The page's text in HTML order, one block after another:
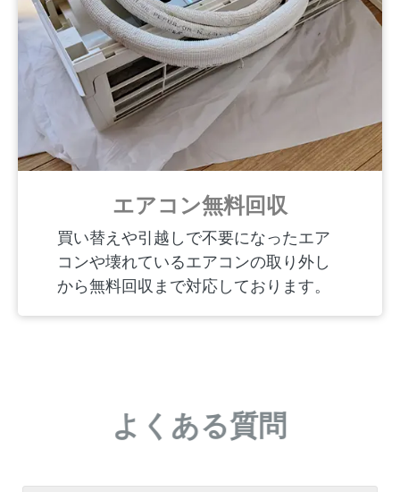
エアコン無料回収
買い替えや引越しで不要になったエア
コンや壊れているエアコンの取り外し
から無料回収まで対応しております。
よくある質問